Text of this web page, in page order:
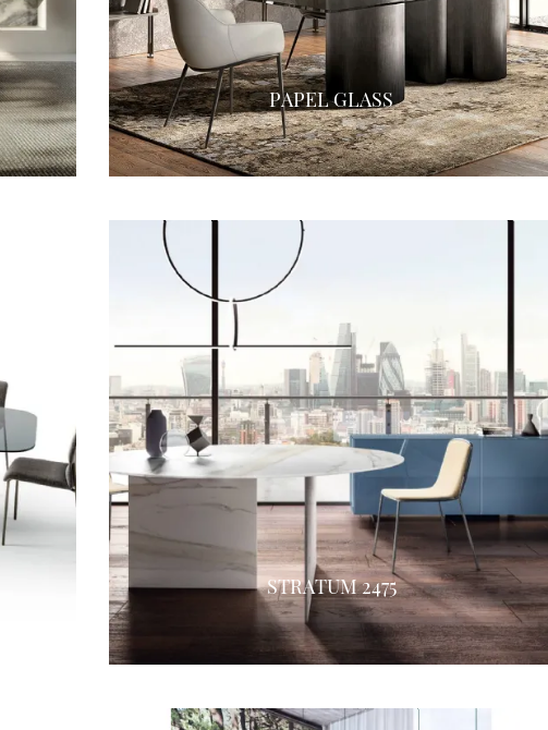
PAPEL GLASS
STRATUM 2475